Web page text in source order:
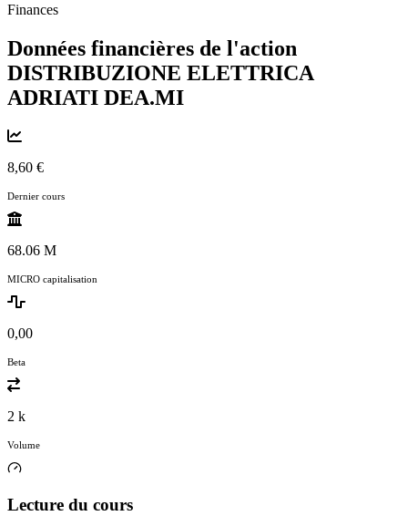
Finances
Données financières de l'action
DISTRIBUZIONE ELETTRICA
ADRIATI DEA.MI
8,60 €
Dernier cours
68.06 M
MICRO capitalisation
0,00
Beta
2 k
Volume
Lecture du cours